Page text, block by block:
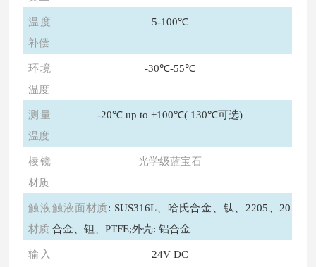
温度
补偿
5-100℃
环境
温度
-30℃-55℃
测量
温度
-20℃ up to +100℃( 130℃可选)
棱镜
材质
光学级蓝宝石
触液
材质
触液面材质: SUS316L、哈氏合金、钛、2205、20
合金、钽、PTFE;外壳: 铝合金
输入
24V DC